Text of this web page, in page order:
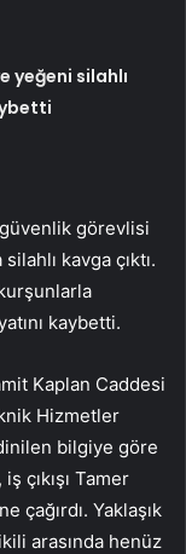
yeğeni silahlı
görevlisi
kavga çıktı.
kaybetti.
Kaplan Caddesi
Hizmetler
bilgiye göre
çıkışı Tamer
çağırdı. Yaklaşık
arasında henüz